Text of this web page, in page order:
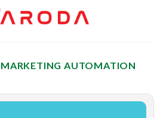
MARKETING AUTOMATION